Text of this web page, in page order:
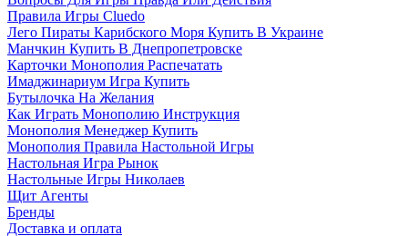
Правила Игры Cluedo
Лего Пираты Карибского Моря Купить В Украине
Манчкин Купить В Днепропетровске
Карточки Монополия Распечатать
Имаджинариум Игра Купить
Бутылочка На Желания
Как Играть Монополию Инструкция
Монополия Менеджер Купить
Монополия Правила Настольной Игры
Настольная Игра Рынок
Настольные Игры Николаев
Щит Агенты
Бренды
Доставка и оплата